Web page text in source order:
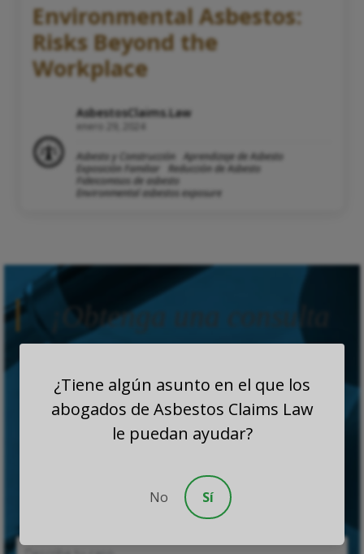
Environmental Asbestos:
Risks Beyond the
Workplace
AsbestosClaims.Law
enero 29, 2024
Asbesto y Construcción
Aprendizaje de Asbesto
Exposición Familiar
Reducción de Asbesto
Fideicomisos de asbesto
Environmental asbestos exposure
¡Obtenga una consulta
gratis!
¿Tiene algún asunto en el que los
abogados de Asbestos Claims Law
le puedan ayudar?
No Sí